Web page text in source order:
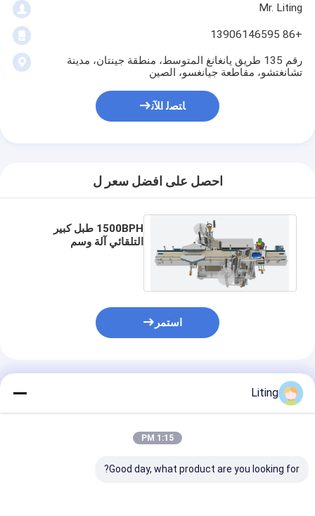
Mr. Liting
+86 13906146595
رقم 135 طريق يانغانغ المتوسط، منطقة جينتان، مدينة
تشانغتشو، مقاطعة جيانغسو، الصين
ﺎﺘﺼﻟ ﺍﻶﻧ
احصل على افضل سعر ل
1500BPH طبل كبير
التلقائي آلة وسم
استمر
المنتجات الموصى بها
Liting
1:15 PM
Good day, what product are you looking for?